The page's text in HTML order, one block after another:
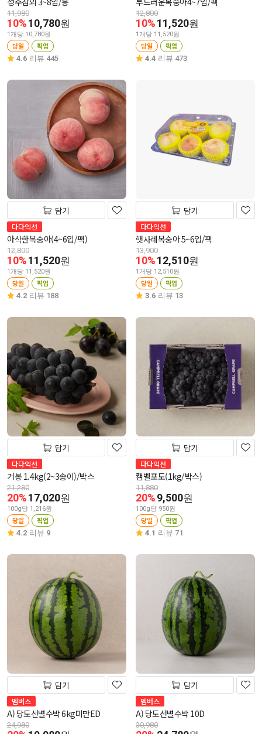
11,980
10%10,780원
1개당 10,780원
당일 픽업
4.6 리뷰 445
12,800
10%11,520원
1개당 11,520원
당일 픽업
4.4 리뷰 473
담기
다다익선
아삭한복숭아(4~6입/팩)
12,800
10%11,520원
1개당 11,520원
당일 픽업
4.2 리뷰 188
담기
다다익선
햇사레복숭아 5~6입/팩
13,900
10%12,510원
1개당 12,510원
당일 픽업
3.6 리뷰 13
담기
다다익선
거봉 1.4kg(2~3송이)/박스
21,280
20%17,020원
100g당 1,216원
당일 픽업
4.2 리뷰 9
담기
다다익선
캠벨포도(1kg/박스)
11,880
20%9,500원
100g당 950원
당일 픽업
4.1 리뷰 71
담기
멤버스
A) 당도선별수박 6kg미만ED
24,980
담기
멤버스
A) 당도선별수박 10D
30,980